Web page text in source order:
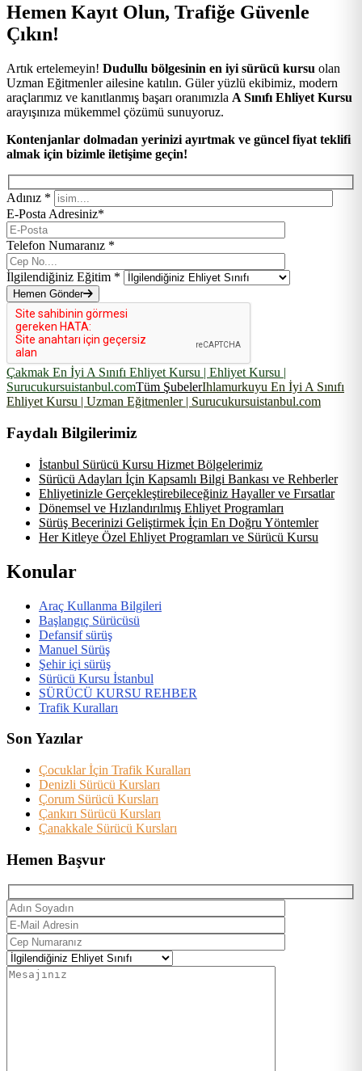
Hemen Kayıt Olun, Trafiğe Güvenle
Çıkın!
Artık ertelemeyin! Dudullu bölgesinin en iyi sürücü kursu olan
Uzman Eğitmenler ailesine katılın. Güler yüzlü ekibimiz, modern
araçlarımız ve kanıtlanmış başarı oranımızla A Sınıfı Ehliyet Kursu
arayışınıza mükemmel çözümü sunuyoruz.
Kontenjanlar dolmadan yerinizi ayırtmak ve güncel fiyat teklifi
almak için bizimle iletişime geçin!
Adınız *
E-Posta Adresiniz*
Telefon Numaranız *
İlgilendiğiniz Eğitim *
Hemen Gönder
Çakmak En İyi A Sınıfı Ehliyet Kursu | Ehliyet Kursu |
Surucukursuistanbul.comTüm ŞubelerIhlamurkuyu En İyi A Sınıfı
Ehliyet Kursu | Uzman Eğitmenler | Surucukursuistanbul.com
Faydalı Bilgilerimiz
İstanbul Sürücü Kursu Hizmet Bölgelerimiz
Sürücü Adayları İçin Kapsamlı Bilgi Bankası ve Rehberler
Ehliyetinizle Gerçekleştirebileceğiniz Hayaller ve Fırsatlar
Dönemsel ve Hızlandırılmış Ehliyet Programları
Sürüş Becerinizi Geliştirmek İçin En Doğru Yöntemler
Her Kitleye Özel Ehliyet Programları ve Sürücü Kursu
Konular
Araç Kullanma Bilgileri
Başlangıç Sürücüsü
Defansif sürüş
Manuel Sürüş
Şehir içi sürüş
Sürücü Kursu İstanbul
SÜRÜCÜ KURSU REHBER
Trafik Kuralları
Son Yazılar
Çocuklar İçin Trafik Kuralları
Denizli Sürücü Kursları
Çorum Sürücü Kursları
Çankırı Sürücü Kursları
Çanakkale Sürücü Kursları
Hemen Başvur